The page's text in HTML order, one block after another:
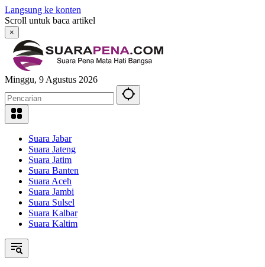
Langsung ke konten
Scroll untuk baca artikel
×
Minggu, 9 Agustus 2026
Suara Jabar
Suara Jateng
Suara Jatim
Suara Banten
Suara Aceh
Suara Jambi
Suara Sulsel
Suara Kalbar
Suara Kaltim